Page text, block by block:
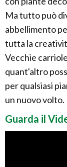
Ma tutto può
abbellimento
tutta la
Vecchie
quant'altro
per qualsiasi
un nuovo volto.
Guarda il